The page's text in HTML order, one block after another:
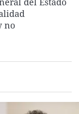
La rosa de los vientos
Gente viajera
Caso
Retornados
Extremadura
Galicia
Virales
Televisión
no